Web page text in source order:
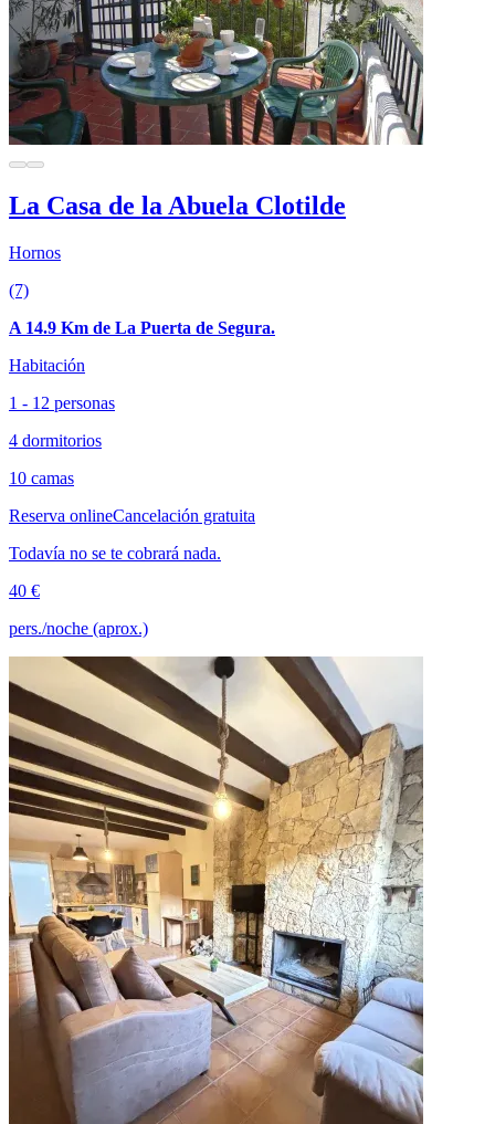
La Casa de la Abuela Clotilde
Hornos
(7)
A 14.9 Km de La Puerta de Segura.
Habitación
1 - 12 personas
4 dormitorios
10 camas
Reserva onlineCancelación gratuita
Todavía no se te cobrará nada.
40 €
pers./noche (aprox.)